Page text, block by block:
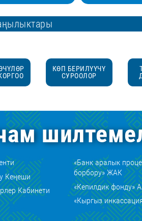
КӨП БЕРИЛҮҮЧҮ
СУРООЛОР
Кеңеши
Кабинети
«Банк аралык
борбору» ЖАК
«Кепилдик фонду»
«Кыргыз